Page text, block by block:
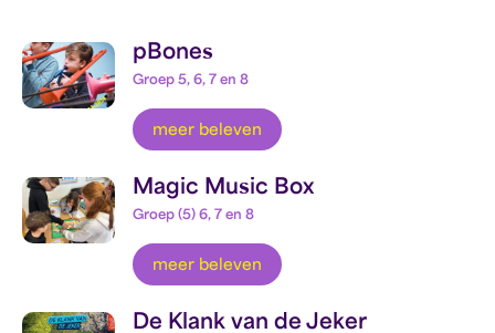
pBones
Groep 5, 6, 7 en 8
meer beleven
Magic Music Box
Groep (5) 6, 7 en 8
meer beleven
De Klank van de Jeker